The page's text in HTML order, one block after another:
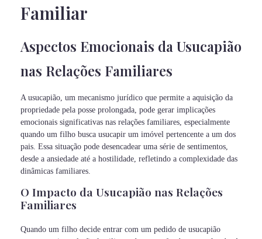
Familiar
Aspectos Emocionais da Usucapião
nas Relações Familiares
A usucapião, um mecanismo jurídico que permite a aquisição da
propriedade pela posse prolongada, pode gerar implicações
emocionais significativas nas relações familiares, especialmente
quando um filho busca usucapir um imóvel pertencente a um dos
pais. Essa situação pode desencadear uma série de sentimentos,
desde a ansiedade até a hostilidade, refletindo a complexidade das
dinâmicas familiares.
O Impacto da Usucapião nas Relações
Familiares
Quando um filho decide entrar com um pedido de usucapião